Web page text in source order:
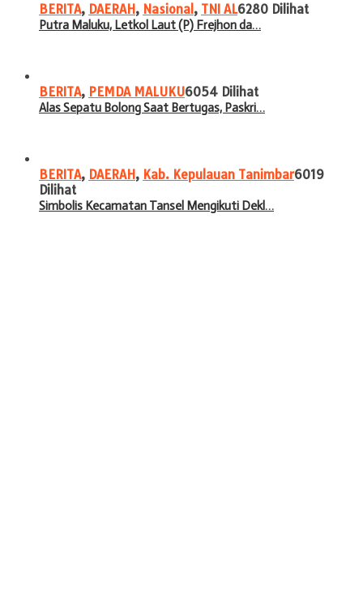
BERITA, DAERAH, Nasional , TNI AL6280 Dilihat
Putra Maluku, Letkol Laut (P) Frejhon da…
BERITA, PEMDA MALUKU6054 Dilihat
Alas Sepatu Bolong Saat Bertugas, Paskri…
BERITA, DAERAH, Kab. Kepulauan Tanimbar6019
Dilihat
Simbolis Kecamatan Tansel Mengikuti Dekl…